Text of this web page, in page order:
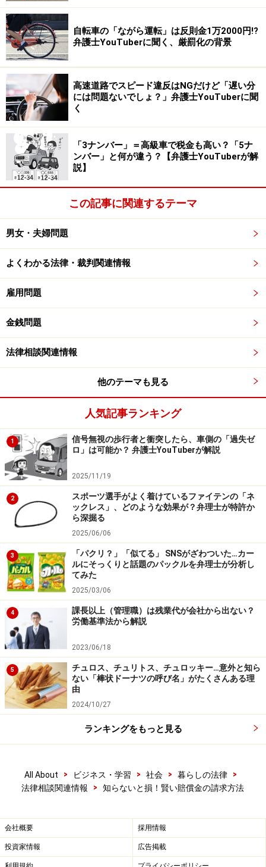
東京電力は免責される？
原子力損害賠償法第3条第1項には「ただし、その損害が
異常に巨大な天災地変又は社会的動乱によって生じたも
のであるときは、この限りでない。」と記載がありま
す。これをそのまま捉えると、東京電力は責任を負わな
いのではないか？という疑念がわいてきます。
ポイントは、今回の地震と津波が「異常に巨大」だった
といえるかどうかです。福島県内での地震は震度6強・
加速度は550ガルで、関東大震災の加速度は330ガル程度
といわれているので、今回は2倍弱程度の規模というこ
とになります。また、福島原発で観測されたのは約13～
時代の貞観地震において約8ｍ以上の津波が観測されて
いたといいます。今回は、確かに過去の大地震や大津波
の規模を超えてはいるものの、その2倍以内程度の範囲
にはおさまっているということになり、異常に巨大」な
地震だったとは言いづらいでしょう。
現在、東京電力は、表立ってはこの免責条項の適用を求
めてはいませんが、仮に東京電力が今後そのような主張
をしたとしても、裁判所がその主張を採用する可能性は
低いものと思われます。
次は、具体的な請求方法を紹介します >>
※記事内容は執筆時点のものです。最新の内容をご確認くださ
い。
1/2 次のページへ
自転車の「ながら運転」は反則金1万2000円!?
弁護士YouTuberに聞く、厳罰化の背景
高速道路でスピード違反はNGだけど「遅い分
には問題ないでしょ？」弁護士YouTuberに聞
く
「3ナンバー」＝高級車で税金も高い？「5ナ
ンバー」と何が違う？【弁護士YouTuberが解
説】
この記事に関連するテーマ
男女・夫婦問題
よくわかる法律・裁判関連情報
雇用問題
金銭問題
法律相談関連情報
他のテーマも見る
人気記事ランキング
1
信号無視の歩行者と衝突したら、車側の「過失ゼ
ロ」は可能か？ 弁護士YouTuberが解説
2025/11/19
2
スポーツ選手がよく着けているファイテンの「ネ
ックレス」、どのような効果が？弁理士が特許か
ら深掘る
2025/06/06
3
「パクリ？」「似てる」 SNSがざわついた…カー
ルにそっくりと話題のパックルを弁理士が分析し
てみた
2025/03/06
4
課長以上（管理職）は残業代が会社から出ない？
労働基準法から解説
2023/06/18
5
チュロス、チュリトス、チュロッキー…意外と知ら
ない「棒状ドーナツの呼び名」がたくさんある理
由
2024/10/27
ランキングをもっと見る
All About > ビジネス・学習 > 社会 > 暮らしの法律
>
法律相談関連情報
> 知らないと損！賢い賠償金の請求方法
会社概要 採用情報
投資家情報 広告掲載